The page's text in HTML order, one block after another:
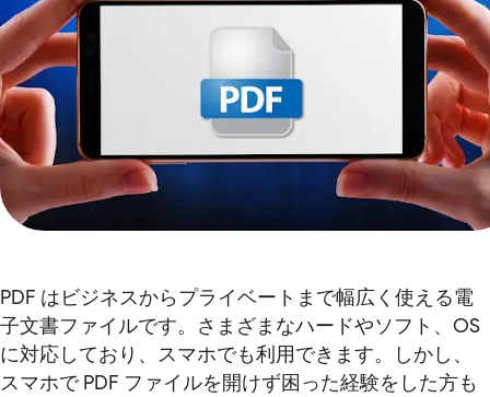
PDF はビジネスからプライベートまで幅広く使える電
子文書ファイルです。さまざまなハードやソフト、OS
に対応しており、スマホでも利用できます。しかし、
スマホで PDF ファイルを開けず困った経験をした方も